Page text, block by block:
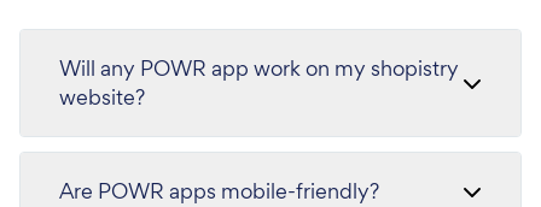
Will any POWR app work on my shopistry
website?
Are POWR apps mobile-friendly?